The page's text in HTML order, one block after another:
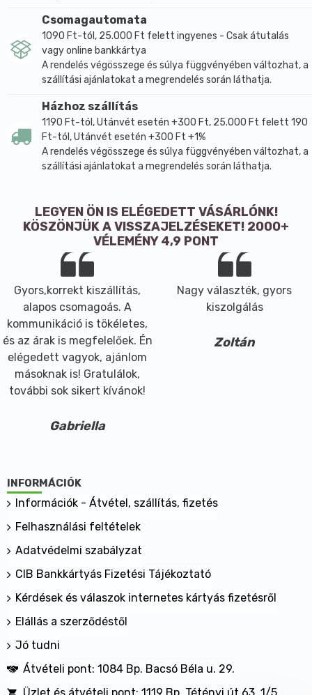
Csomagautomata
1090 Ft-tól, 25.000 Ft felett ingyenes - Csak átutalás
vagy online bankkártya
A rendelés végösszege és súlya függvényében változhat, a
szállítási ajánlatokat a megrendelés során láthatja.
Házhoz szállítás
1190 Ft-tól, Utánvét esetén +300 Ft, 25.000 Ft felett 190
Ft-tól, Utánvét esetén +300 Ft +1%
A rendelés végösszege és súlya függvényében változhat, a
szállítási ajánlatokat a megrendelés során láthatja.
LEGYEN ÖN IS ELÉGEDETT VÁSÁRLÓNK!
KÖSZÖNJÜK A VISSZAJELZÉSEKET! 2000+
VÉLEMÉNY 4,9 PONT
Gyors,korrekt kiszállítás,
alapos csomagoás. A
kommunikáció is tökéletes,
és az árak is megfelelőek. Én
elégedett vagyok, ajánlom
másoknak is! Gratulálok,
további sok sikert kívánok!
Gabriella
Nagy választék, gyors
kiszolgálás
Zoltán
INFORMÁCIÓK
Információk - Átvétel, szállítás, fizetés
Felhasználási feltételek
Adatvédelmi szabályzat
CIB Bankkártyás Fizetési Tájékoztató
Kérdések és válaszok internetes kártyás fizetésről
Elállás a szerződéstől
Jó tudni
Átvételi pont: 1084 Bp. Bacsó Béla u. 29.